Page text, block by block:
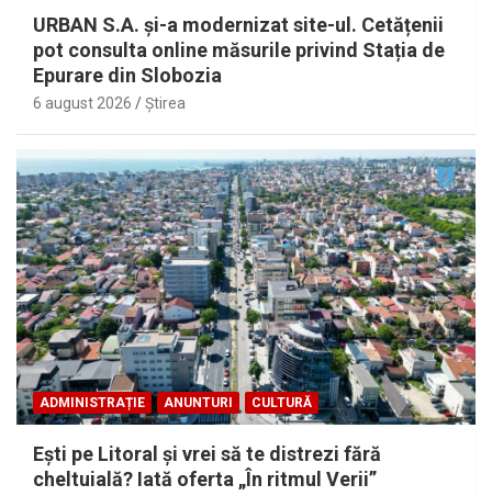
URBAN S.A. și-a modernizat site-ul. Cetățenii
pot consulta online măsurile privind Stația de
Epurare din Slobozia
6 august 2026 Ştirea
ADMINISTRAȚIE ANUNTURI CULTURĂ
Eşti pe Litoral şi vrei să te distrezi fără
cheltuială? Iată oferta „În ritmul Verii”